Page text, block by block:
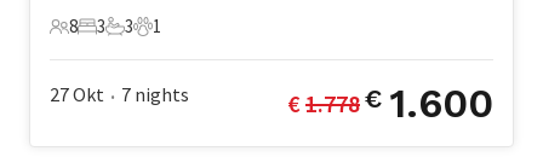
8 Gäste
8
3 Schlafzimmer
3
3 Badezimmer
3
1 Haustier
1
27 Okt • 7 nights € 1.778€ 1.600